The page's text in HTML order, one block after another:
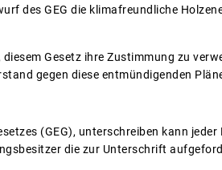
des GEG die klimafreundliche
Gesetz ihre Zustimmung zu
gegen diese entmündigenden
(GEG), unterschreiben kann
die zur Unterschrift